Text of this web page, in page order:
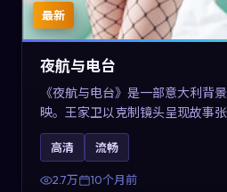
最新
夜航与电台
《夜航与电台》是一部意大利背
映。王家卫以克制镜头呈现故事
王景春的对手戏可圈可点。剧情
边缘人的选择与救赎，对关注导
具有检索与收藏价值。
高清 流畅
2.7万 10个月前